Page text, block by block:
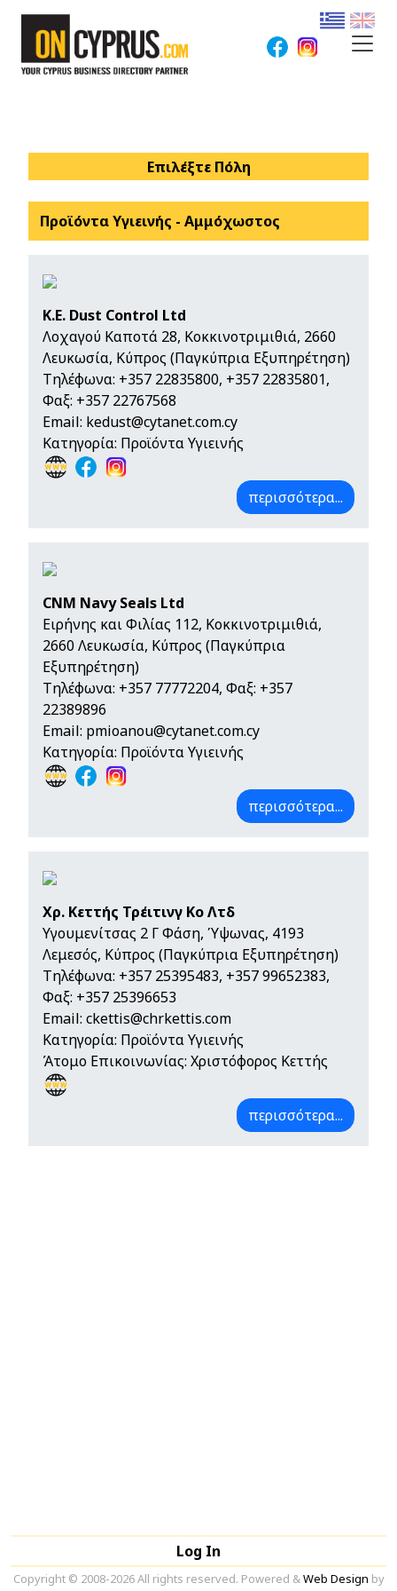
Επιλέξτε Πόλη
Προϊόντα Υγιεινής - Αμμόχωστος
K.E. Dust Control Ltd
Λοχαγού Καποτά 28, Κοκκινοτριμιθιά, 2660
Λευκωσία, Κύπρος (Παγκύπρια Εξυπηρέτηση)
Τηλέφωνα: +357 22835800, +357 22835801,
Φαξ: +357 22767568
Email: kedust@cytanet.com.cy
Κατηγορία: Προϊόντα Υγιεινής
περισσότερα...
CNM Navy Seals Ltd
Ειρήνης και Φιλίας 112, Κοκκινοτριμιθιά,
2660 Λευκωσία, Κύπρος (Παγκύπρια
Εξυπηρέτηση)
Τηλέφωνα: +357 77772204, Φαξ: +357
22389896
Email: pmioanou@cytanet.com.cy
Κατηγορία: Προϊόντα Υγιεινής
περισσότερα...
Χρ. Κεττής Τρέιτινγ Κο Λτδ
Υγουμενίτσας 2 Γ Φάση, Ύψωνας, 4193
Λεμεσός, Κύπρος (Παγκύπρια Εξυπηρέτηση)
Τηλέφωνα: +357 25395483, +357 99652383,
Φαξ: +357 25396653
Email: ckettis@chrkettis.com
Κατηγορία: Προϊόντα Υγιεινής
Άτομο Επικοινωνίας: Χριστόφορος Κεττής
περισσότερα...
Log In
Copyright © 2008-2026 All rights reserved. Powered &Web Design by